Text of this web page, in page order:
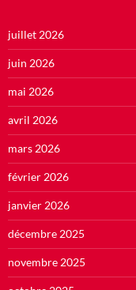
juillet 2026
juin 2026
mai 2026
avril 2026
mars 2026
février 2026
janvier 2026
décembre 2025
novembre 2025